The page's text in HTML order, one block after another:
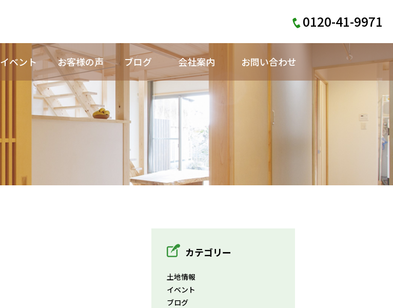
0120-41-9971
イベント お客様の声 ブログ 会社案内 お問い合わせ
カテゴリー
土地情報
イベント
ブログ